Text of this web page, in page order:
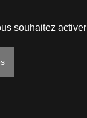
souhaitez activer